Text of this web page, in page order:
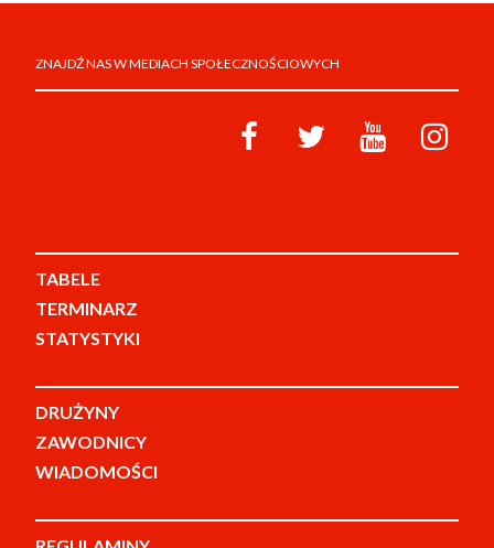
ZNAJDŹ NAS W MEDIACH SPOŁECZNOŚCIOWYCH
TABELE
TERMINARZ
STATYSTYKI
DRUŻYNY
ZAWODNICY
WIADOMOŚCI